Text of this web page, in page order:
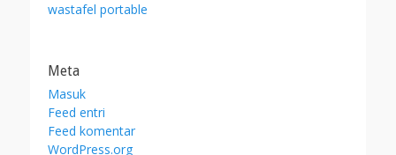
wastafel portable
Meta
Masuk
Feed entri
Feed komentar
WordPress.org